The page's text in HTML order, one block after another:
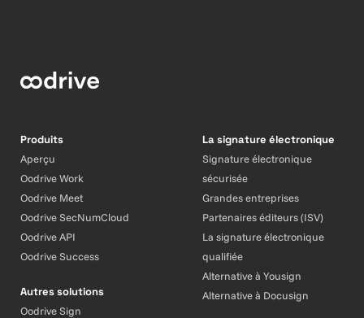
Produits
Aperçu
Oodrive Work
Oodrive Meet
Oodrive SecNumCloud
Oodrive API
Oodrive Success
Autres solutions
Oodrive Sign
La signature électronique
Signature électronique
sécurisée
Grandes entreprises
Partenaires éditeurs (ISV)
La signature électronique
qualifiée
Alternative à Yousign
Alternative à Docusign